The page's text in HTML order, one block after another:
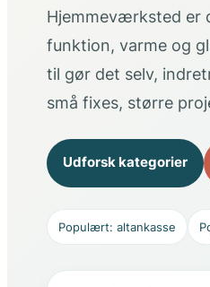
Hjemmeværksted er
funktion, varme og
til gør det selv,
små fixes, større
Udforsk kategorier
Populært: altankasse